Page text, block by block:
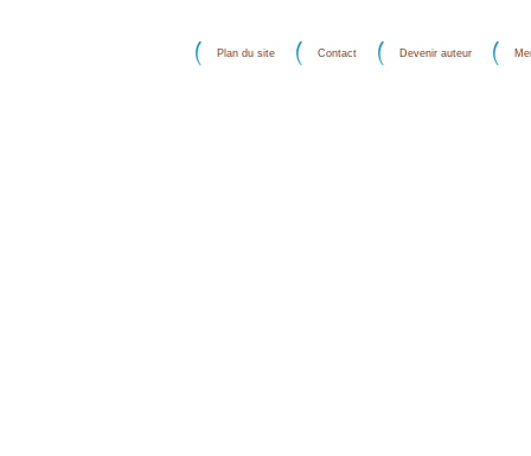
Plan du site Contact Devenir auteur